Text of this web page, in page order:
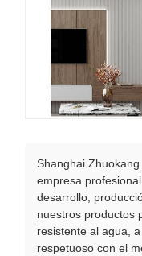
Shanghai
empresa
desarrollo,
nuestros productos
resistente al agua,
respetuoso con el